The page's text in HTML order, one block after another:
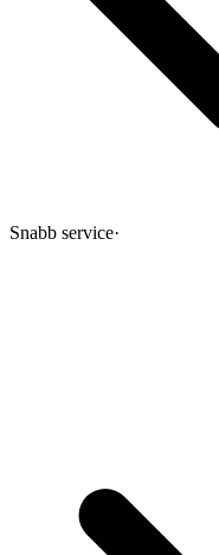
Snabb service·